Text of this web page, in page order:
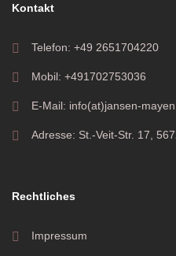
Kontakt
Telefon: +49 2651704220
Mobil: +491702753036
E-Mail: info(at)jansen-
Adresse: St.-Veit-Str. 17,
Rechtliches
Impressum